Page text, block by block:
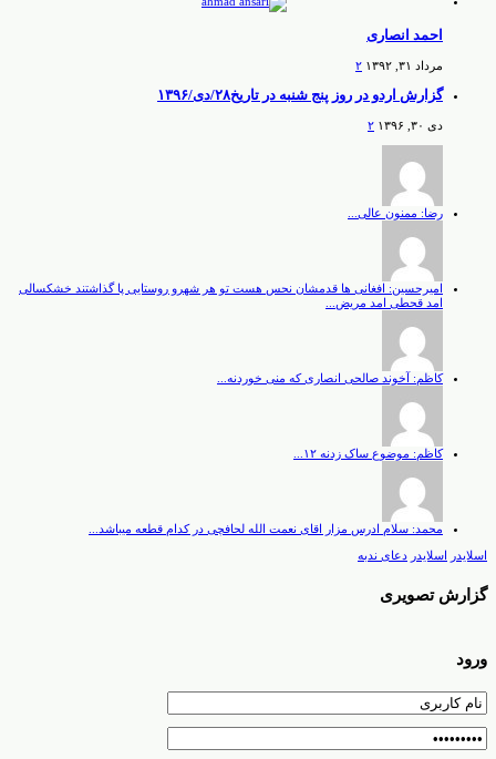
احمد انصاری
مرداد ۳۱, ۱۳۹۲ ۲
گزارش اردو در روز پنج شنبه در تاریخ۲۸/دی/۱۳۹۶
دی ۳۰, ۱۳۹۶ ۲
رضا: ممنون عالی...
امیرحسین: افغانی ها قدمشان نحس هست تو هر شهرو روستایی پا گذاشتند خشکسالی
امد قحطی امد مریض...
کاظم: آخوند صالحی انصاری که منی خوردنه...
کاظم: موضوع ساک زدنه ۱۲...
محمد: سلام ادرس مزار اقای نعمت الله لحافچی در کدام قطعه میباشد...
اسلایدر اسلایدر دعای ندبه
گزارش تصویری
ورود